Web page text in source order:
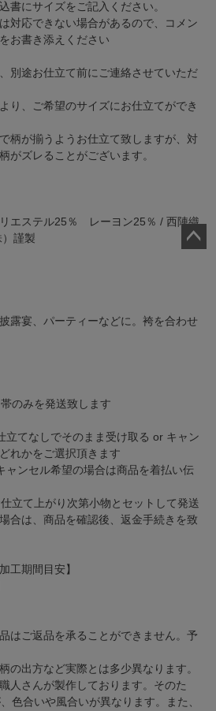
書にサイズをご記入ください。
対応できない場合があるので、コメン
お書き添えください
別途お仕立て前にご連絡させていただ
り、ご希望のサイズにお仕立てができ
柄が揃うようお仕立て致しますが、対
がズレることがございます。
エステル25％ レーヨン25％ / 西陣織
謹製
露宴、パーティーなどに。袴を合わせ
のみを発送致します
立てなしでそのまま受け取る or キャン
れかをご選択頂きます
ャンセル希望の場合は商品を着払い伝
立て上がり次第小物とセットして発送
合は、商品を確認後、返金手続きを致
工期間目安】
はご返品を承ることができません。予
の出方など実際とは多少異なります。
人さんが製作しております。そのた
色合いや風合いが異なります。また、